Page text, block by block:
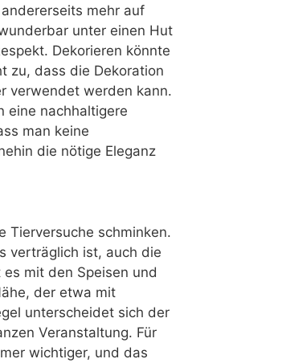
mehr auf
unter einen Hut
Dekorieren könnte
zu, dass die Dekoration
verwendet werden kann.
eine nachhaltigere
man keine
die nötige Eleganz
Tierversuche schminken.
verträglich ist, auch die
mit den Speisen und
der etwa mit
unterscheidet sich der
Veranstaltung. Für
wichtiger, und das